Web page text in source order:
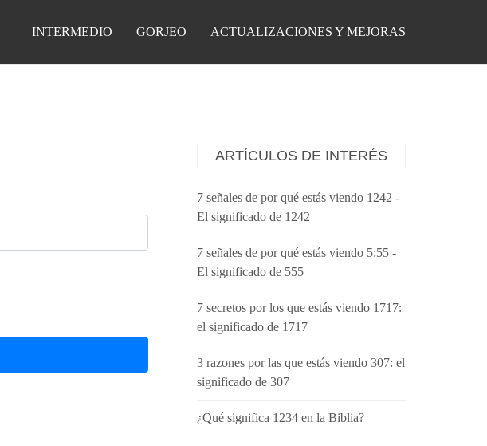
INTERMEDIO GORJEO ACTUALIZACIONES Y MEJORAS
ARTÍCULOS DE INTERÉS
7 señales de por qué estás viendo 1242 -
El significado de 1242
7 señales de por qué estás viendo 5:55 -
El significado de 555
7 secretos por los que estás viendo 1717:
el significado de 1717
3 razones por las que estás viendo 307: el
significado de 307
¿Qué significa 1234 en la Biblia?